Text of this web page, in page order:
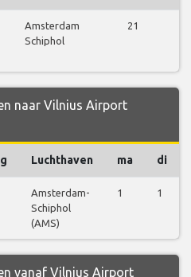
Amsterdam
Schiphol
21
naar Vilnius Airport
Luchthaven ma di
Amsterdam-
Schiphol
(AMS)
1 1
vanaf Vilnius Airport